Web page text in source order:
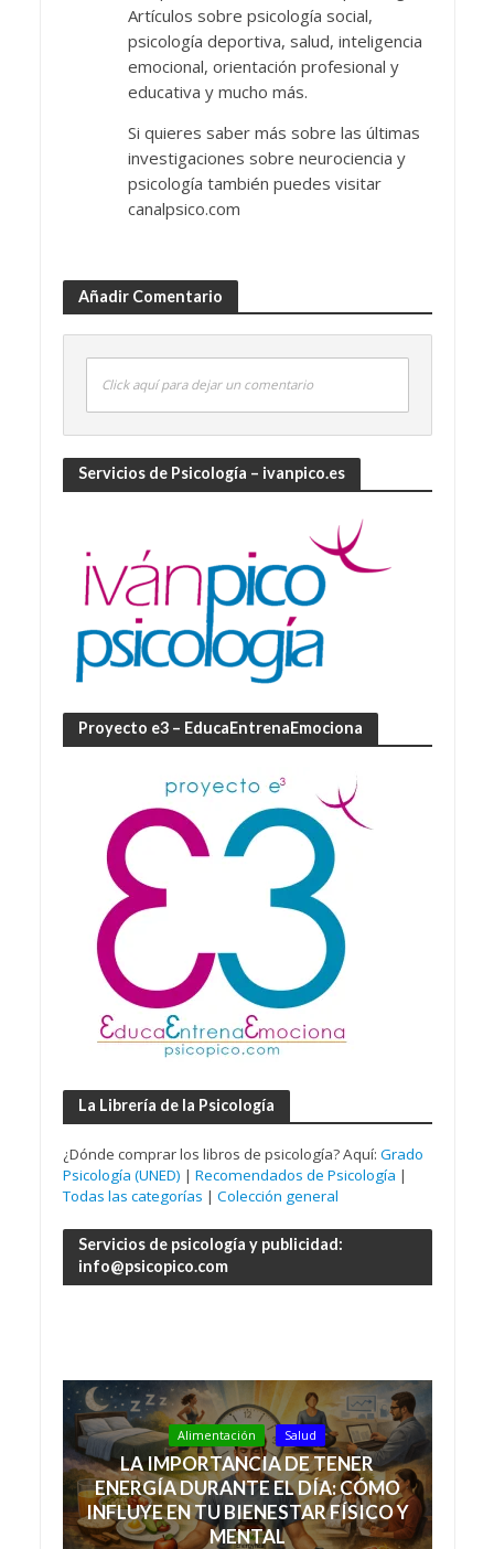
Artículos sobre psicología social,
psicología deportiva, salud, inteligencia
emocional, orientación profesional y
educativa y mucho más.
Si quieres saber más sobre las últimas
investigaciones sobre neurociencia y
psicología también puedes visitar
canalpsico.com
Añadir Comentario
Click aquí para dejar un comentario
Servicios de Psicología – ivanpico.es
Proyecto e3 – EducaEntrenaEmociona
La Librería de la Psicología
¿Dónde comprar los libros de psicología? Aquí: Grado
Psicología (UNED) | Recomendados de Psicología |
Todas las categorías | Colección general
Servicios de psicología y publicidad:
info@psicopico.com
Alimentación Salud
LA IMPORTANCIA DE TENER
ENERGÍA DURANTE EL DÍA: CÓMO
INFLUYE EN TU BIENESTAR FÍSICO Y
MENTAL